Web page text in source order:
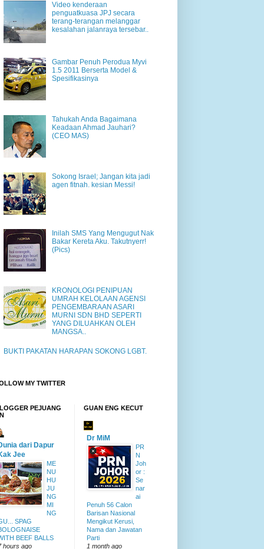
Video kenderaan
penguatkuasa JPJ secara
terang-terangan melanggar
kesalahan jalanraya tersebar..
Gambar Penuh Perodua Myvi
1.5 2011 Berserta Model &
Spesifikasinya
Tahukah Anda Bagaimana
Keadaan Ahmad Jauhari?
(CEO MAS)
Sokong Israel; Jangan kita jadi
agen fitnah. kesian Messi!
Inilah SMS Yang Mengugut Nak
Bakar Kereta Aku. Takutnyerr!
(Pics)
KRONOLOGI PENIPUAN
UMRAH KELOLAAN AGENSI
PENGEMBARAAN ASARI
MURNI SDN BHD SEPERTI
YANG DILUAHKAN OLEH
MANGSA..
BUKTI PAKATAN HARAPAN SOKONG LGBT.
MY TWITTER
PEJUANG
dari Dapur
Jee
ME
NU
HU
JU
NG
MI
NG
SPAG
BEEF BALLS
hours ago
GUAN ENG KECUT
Dr MiM
PR
N
Joh
or :
Se
nar
ai
Penuh 56 Calon
Barisan Nasional
Mengikut Kerusi,
Nama dan Jawatan
Parti
1 month ago